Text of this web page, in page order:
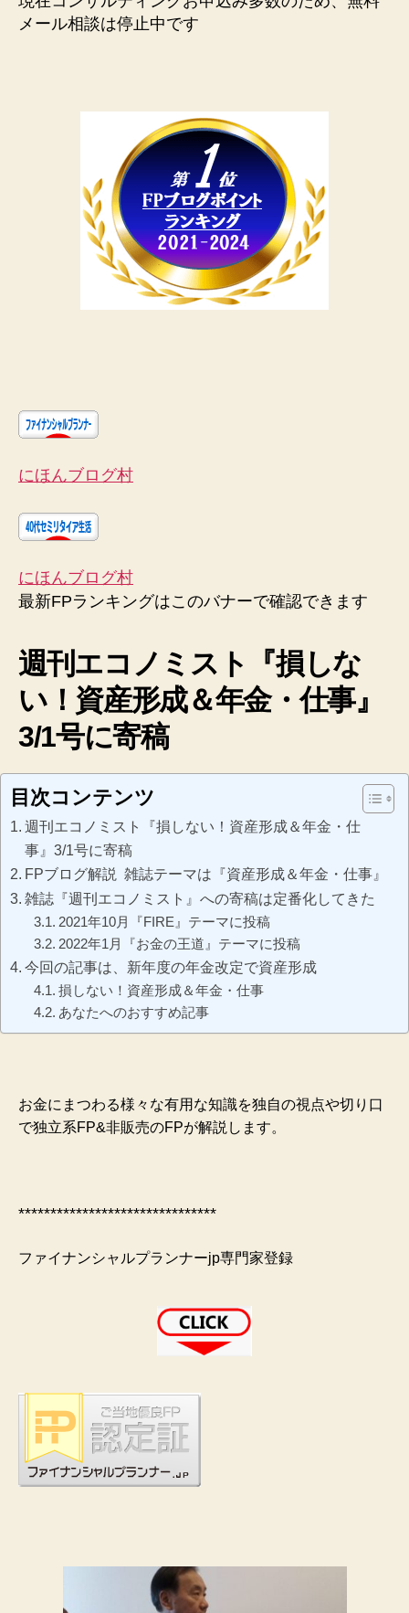
メール相談は停止中です
にほんブログ村
にほんブログ村
最新FPランキングはこのバナーで確認できます
週刊エコノミスト『損しな
い！資産形成＆年金・仕事』
3/1号に寄稿
目次コンテンツ
週刊エコノミスト『損しない！資産形成＆年金・仕
事』3/1号に寄稿
FPブログ解説 雑誌テーマは『資産形成＆年金・仕事』
雑誌『週刊エコノミスト』への寄稿は定番化してきた
2021年10月『FIRE』テーマに投稿
2022年1月『お金の王道』テーマに投稿
今回の記事は、新年度の年金改定で資産形成
損しない！資産形成＆年金・仕事
あなたへのおすすめ記事
お金にまつわる様々な有用な知識を独自の視点や切り口
で独立系FP&非販売のFPが解説します。
*******************************
ファイナンシャルプランナーjp専門家登録